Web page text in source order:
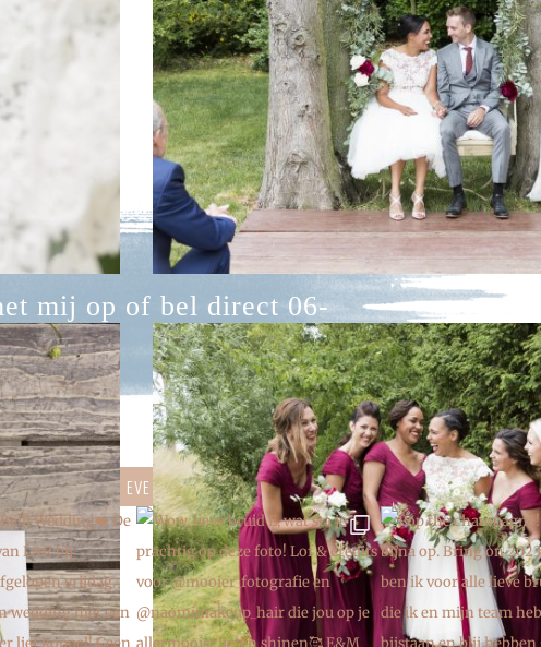
mij op of bel direct 06-
Primary
Sidebar
VOLG WEDDING EVE OPINSTAGRAMVOOR INSIDE INSPIRATIE!